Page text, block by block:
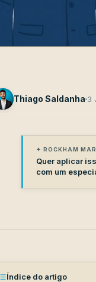
Thiago Saldanha 3
✦ ROCKHAM
Quer aplicar
com um
Índice do artigo